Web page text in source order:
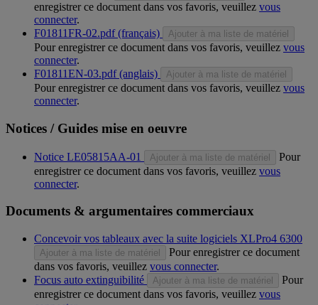
enregistrer ce document dans vos favoris, veuillez vous
connecter.
F01811FR-02.pdf (français)
Ajouter à ma liste de matériel
Pour enregistrer ce document dans vos favoris, veuillez vous
connecter.
F01811EN-03.pdf (anglais)
Ajouter à ma liste de matériel
Pour enregistrer ce document dans vos favoris, veuillez vous
connecter.
Notices / Guides mise en oeuvre
Notice LE05815AA-01 Ajouter à ma liste de matériel
Pour
enregistrer ce document dans vos favoris, veuillez vous
connecter.
Documents & argumentaires commerciaux
Concevoir vos tableaux avec la suite logiciels XLPro4 6300
Ajouter à ma liste de matériel
Pour enregistrer ce document
dans vos favoris, veuillez vous connecter.
Focus auto extinguibilité
Ajouter à ma liste de matériel
Pour
enregistrer ce document dans vos favoris, veuillez vous